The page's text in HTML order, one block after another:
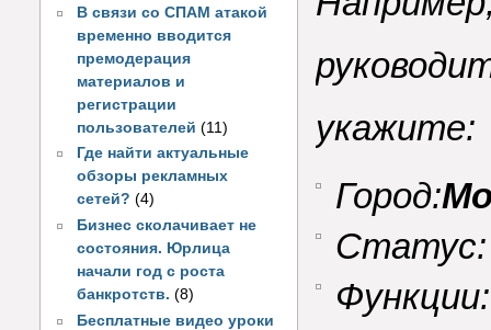
В связи со СПАМ атакой
временно вводится
премодерация
материалов и
регистрации
пользователей(11)
Где найти актуальные
обзоры рекламных
сетей? (4)
Бизнес сколачивает не
состояния. Юрлица
начали год с роста
банкротств. (8)
Бесплатные видео уроки
укажите:
Город: